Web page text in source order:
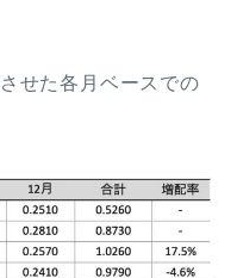
せた各月ベースでの